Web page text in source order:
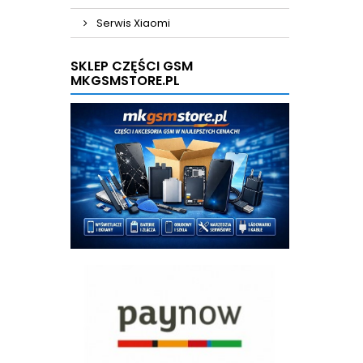
Serwis Xiaomi
SKLEP CZĘŚCI GSM
MKGSMSTORE.PL